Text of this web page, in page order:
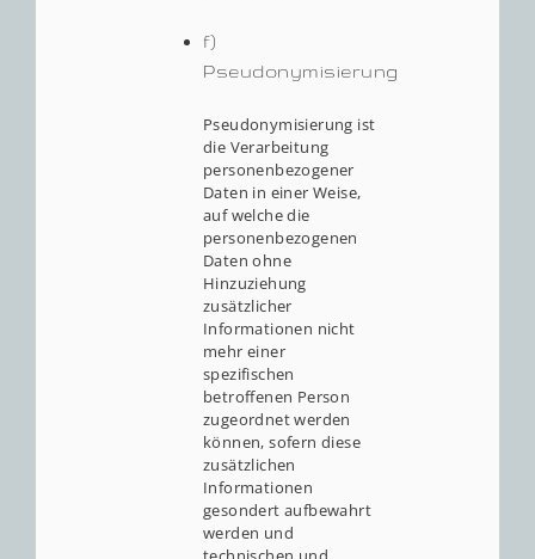
f)
Pseudonymisierung
Pseudonymisierung ist
die Verarbeitung
personenbezogener
Daten in einer Weise,
auf welche die
personenbezogenen
Daten ohne
Hinzuziehung
zusätzlicher
Informationen nicht
mehr einer
spezifischen
betroffenen Person
zugeordnet werden
können, sofern diese
zusätzlichen
Informationen
gesondert aufbewahrt
werden und